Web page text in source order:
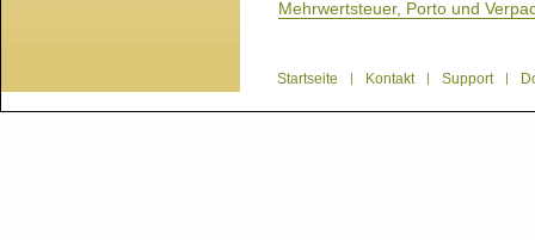
Mehrwertsteuer, Porto und
Startseite | Kontakt | Support |